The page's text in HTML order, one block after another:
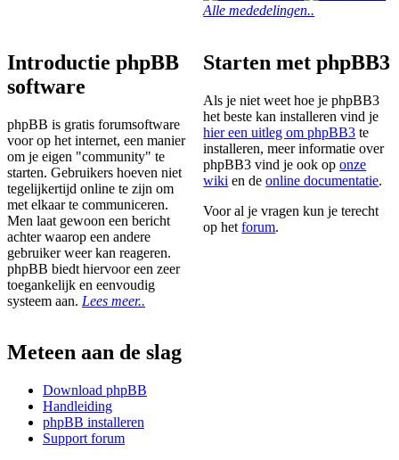
Alle mededelingen..
Introductie phpBB
software
phpBB is gratis forumsoftware
voor op het internet, een manier
om je eigen "community" te
starten. Gebruikers hoeven niet
tegelijkertijd online te zijn om
met elkaar te communiceren.
Men laat gewoon een bericht
achter waarop een andere
gebruiker weer kan reageren.
phpBB biedt hiervoor een zeer
toegankelijk en eenvoudig
systeem aan. Lees meer..
Starten met phpBB3
Als je niet weet hoe je phpBB3
het beste kan installeren vind je
hier een uitleg om phpBB3 te
installeren, meer informatie over
phpBB3 vind je ook oponze
wiki en deonline documentatie.
Voor al je vragen kun je terecht
op hetforum.
Meteen aan de slag
Download phpBB
Handleiding
phpBB installeren
Support forum